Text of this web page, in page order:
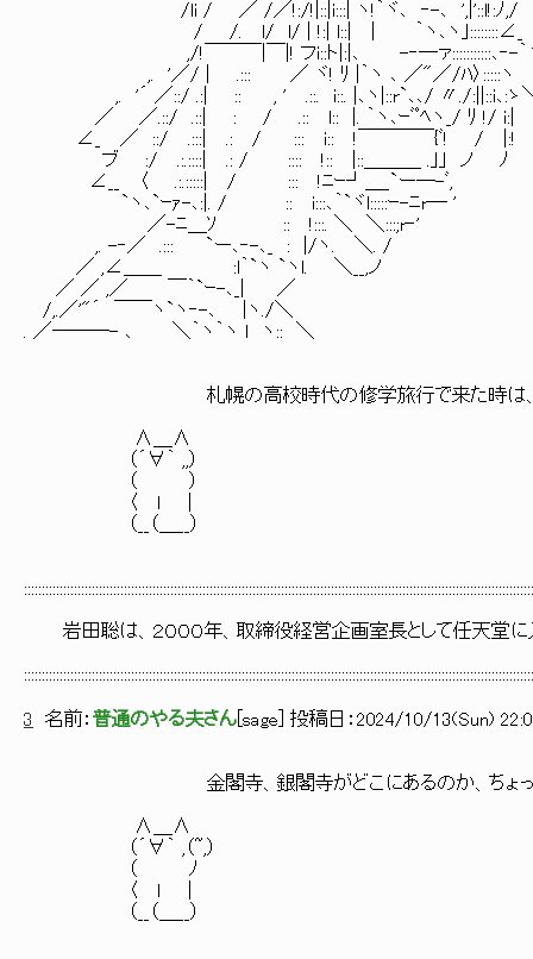
/li / ／ /／!:/!|::|i:::| ヽ!｀ヾ､ ‐-､ ',|'::l!:ﾉ,/
/ /. l/ l/ | !:| l::| | ｀ヽ､ヽ｣::::::::∠_
,/!￣￣￣|￣|! フi::ト|:|､ -‐─ァ:::::::::::､‐-｀
,. '／/ | .::: ／ ヾ! ﾘ |｀ヽ ､ ／"／/ﾊ〉:::::ヽ
,. '´ ／::/ .:| :: , ' .::. i::. |､ヽ|::r`､､/ 〃./:||::i､:ゝ
／ ／.::/ .::| : / .:: l:: |. ｀ヽ､ｰﾞﾟﾍヽ_/ ﾘ !/ i:|
∠_ ／ ::/ .:::| .: / ::: i:: !￣￣￣￣{ﾞ! / |:!
ブ :/ .:.::::| .: / :::: !:: |::＿＿＿ .｣｣ ノ ﾉ
∠__ 〈 .:.:::::| / ::: !ﾆｰ┘＿_`ー─-ﾞ,
`ヽ､`ｰｧ-､:|. / :: i:::､｀`ヾl:::::ｰ-ﾆr─ '
／-ﾆ＿ｿ :: !:::. ＼ ＼:::;r‐'
,. -‐／ .::: `ー､‐-､_ : |/ヽ. ＼. /
／ ,∠＿＿ :l｀`ヽ `ヽl. ＼__,ノ
／ ／ ,／ ￣｀`ｰ-､_| ／
/,.／'"´ ￣￣ヽ`ヽ‐-､ |ヽ./＼
. ／───- ､ ＼｀ヽ｀ヽ l ヽ:: ＼
札幌の高校時代の修学旅行で来た時は、こうな
∧＿∧
（´∀｀ ,,）
（ ）
〈 ｌ ｜
（__（＿__）
岩田聡は、２０００年、取締役経営企画室長として任天堂に
3 名前： 普通のやる夫さん sage ] 投稿日： 2024/10/13(Sun)
金閣寺、銀閣寺がどこにあるのか、ちょっとわ
∧＿∧
（´∀｀ ,（~,）
（ ﾉ
〈 ｌ ｜
（__（＿__）